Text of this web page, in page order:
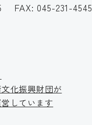
FAX: 045-231-4545
化振興財団が
しています